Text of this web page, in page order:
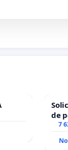
de
7